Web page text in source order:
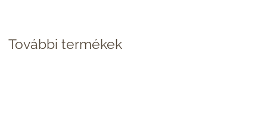
További termékek